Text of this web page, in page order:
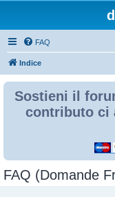
FAQ
Indice
Sostieni il
contributo ci
FAQ (Domande